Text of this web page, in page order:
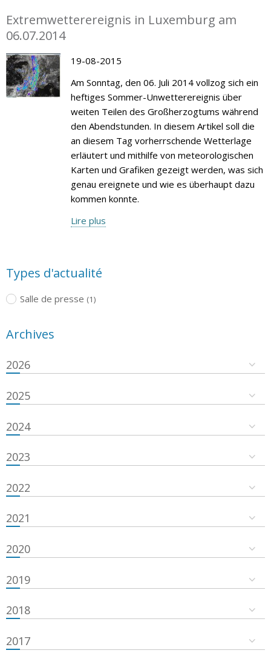
Extremwetterereignis in Luxemburg am
06.07.2014
19-08-2015
Am Sonntag, den 06. Juli 2014 vollzog sich ein
heftiges Sommer-Unwetterereignis über
weiten Teilen des Großherzogtums während
den Abendstunden. In diesem Artikel soll die
an diesem Tag vorherrschende Wetterlage
erläutert und mithilfe von meteorologischen
Karten und Grafiken gezeigt werden, was sich
genau ereignete und wie es überhaupt dazu
kommen konnte.
Lire plus
Types d'actualité
Salle de presse (1)
Archives
2026
2025
2024
2023
2022
2021
2020
2019
2018
2017